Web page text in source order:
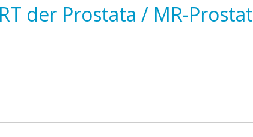
der Prostata / MR-